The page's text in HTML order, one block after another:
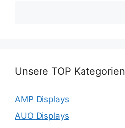
Unsere TOP Kategorien
AMP Displays
AUO Displays